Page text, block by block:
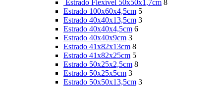
Estrado Flexível 50x50x1,7cm 8
Estrado 100x60x4,5cm 5
Estrado 40x40x13,5cm 3
Estrado 40x40x4,5cm 6
Estrado 40x40x9cm 3
Estrado 41x82x13cm 8
Estrado 41x82x25cm 5
Estrado 50x25x2,5cm 8
Estrado 50x25x5cm 3
Estrado 50x50x13,5cm 3